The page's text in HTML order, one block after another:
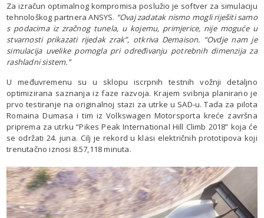
Za izračun optimalnog kompromisa poslužio je softver za simulaciju
tehnološkog partnera ANSYS. “Ovaj zadatak nismo mogli riješiti samo
s podacima iz zračnog tunela, u kojemu, primjerice, nije moguće u
stvarnosti prikazati rijedak zrak”, otkriva Demaison. “Ovdje nam je
simulacija uvelike pomogla pri određivanju potrebnih dimenzija za
rashladni sistem.”
U međuvremenu su u sklopu iscrpnih testnih vožnji detaljno
optimizirana saznanja iz faze razvoja. Krajem svibnja planirano je
prvo testiranje na originalnoj stazi za utrke u SAD-u. Tada za pilota
Romaina Dumasa i tim iz Volkswagen Motorsporta kreće završna
priprema za utrku “Pikes Peak International Hill Climb 2018” koja će
se održati 24. juna. Cilj je rekord u klasi električnih prototipova koji
trenutačno iznosi 8.57,118 minuta.